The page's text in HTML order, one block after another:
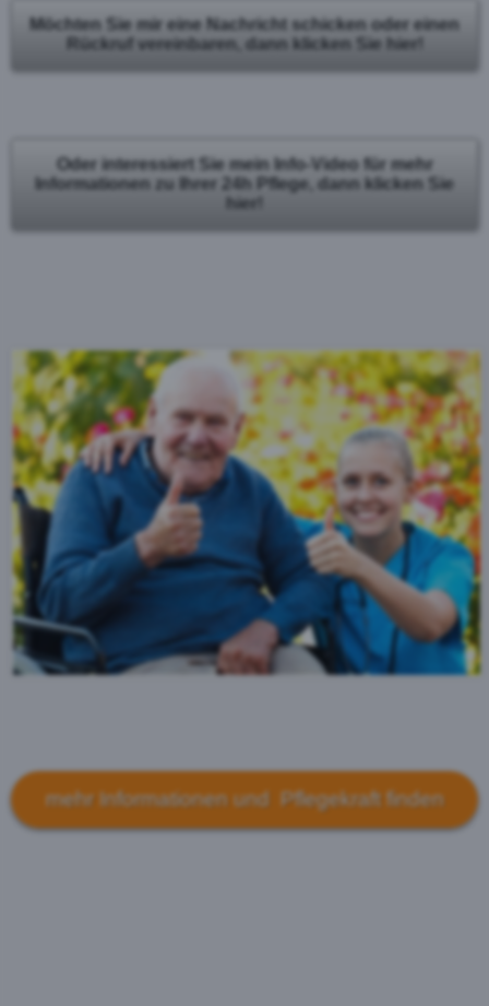
Möchten Sie mir eine Nachricht schicken oder einen
Rückruf vereinbaren, dann klicken Sie hier!
Oder interessiert Sie mein Info-Video für mehr
Informationen zu Ihrer 24h Pflege, dann klicken Sie
hier!
mehr Informationen und Pflegekraft finden